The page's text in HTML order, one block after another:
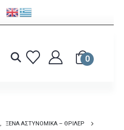
0
,
ΞΈΝΑ ΑΣΤΥΝΟΜΙΚΆ – ΘΡΊΛΕΡ